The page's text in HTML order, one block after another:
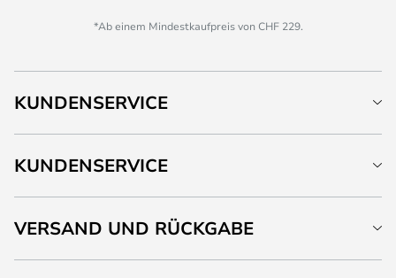
*Ab einem Mindestkaufpreis von CHF 229.
KUNDENSERVICE
KUNDENSERVICE
VERSAND UND RÜCKGABE